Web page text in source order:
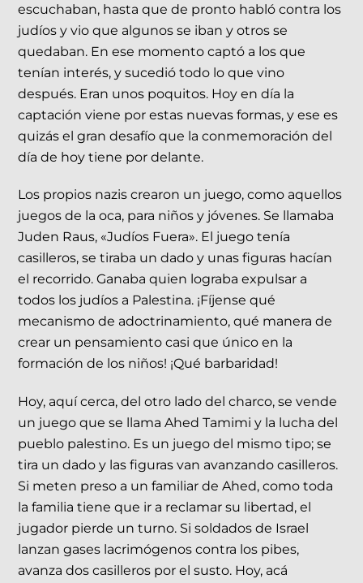
escuchaban, hasta que de pronto habló contra los
judíos y vio que algunos se iban y otros se
quedaban. En ese momento captó a los que
tenían interés, y sucedió todo lo que vino
después. Eran unos poquitos. Hoy en día la
captación viene por estas nuevas formas, y ese es
quizás el gran desafío que la conmemoración del
día de hoy tiene por delante.
Los propios nazis crearon un juego, como aquellos
juegos de la oca, para niños y jóvenes. Se llamaba
Juden Raus, «Judíos Fuera». El juego tenía
casilleros, se tiraba un dado y unas figuras hacían
el recorrido. Ganaba quien lograba expulsar a
todos los judíos a Palestina. ¡Fíjense qué
mecanismo de adoctrinamiento, qué manera de
crear un pensamiento casi que único en la
formación de los niños! ¡Qué barbaridad!
Hoy, aquí cerca, del otro lado del charco, se vende
un juego que se llama Ahed Tamimi y la lucha del
pueblo palestino. Es un juego del mismo tipo; se
tira un dado y las figuras van avanzando casilleros.
Si meten preso a un familiar de Ahed, como toda
la familia tiene que ir a reclamar su libertad, el
jugador pierde un turno. Si soldados de Israel
lanzan gases lacrimógenos contra los pibes,
avanza dos casilleros por el susto. Hoy, acá